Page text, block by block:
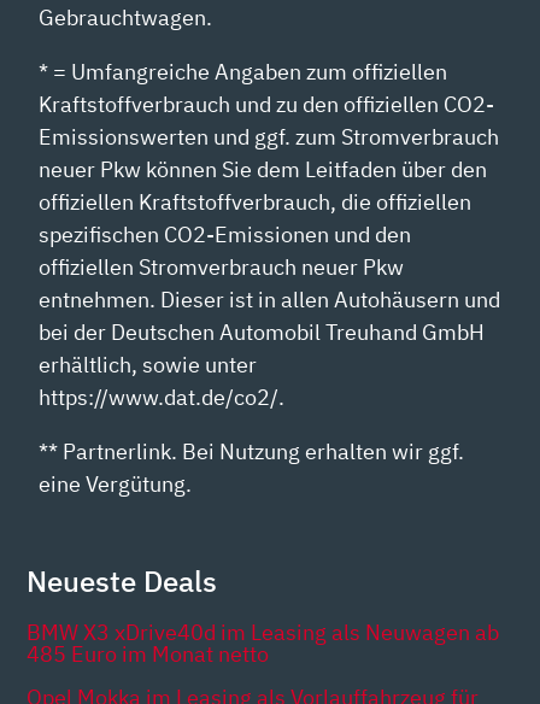
Gebrauchtwagen.
* = Umfangreiche Angaben zum offiziellen
Kraftstoffverbrauch und zu den offiziellen CO2-
Emissionswerten und ggf. zum Stromverbrauch
neuer Pkw können Sie dem Leitfaden über den
offiziellen Kraftstoffverbrauch, die offiziellen
spezifischen CO2-Emissionen und den
offiziellen Stromverbrauch neuer Pkw
entnehmen. Dieser ist in allen Autohäusern und
bei der Deutschen Automobil Treuhand GmbH
erhältlich, sowie unter
https://www.dat.de/co2/.
** Partnerlink. Bei Nutzung erhalten wir ggf.
eine Vergütung.
Neueste Deals
BMW X3 xDrive40d im Leasing als Neuwagen ab
485 Euro im Monat netto
Opel Mokka im Leasing als Vorlauffahrzeug für